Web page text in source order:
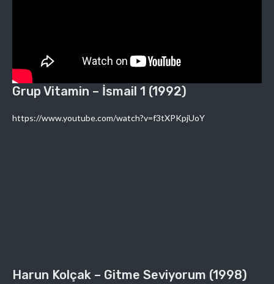
Grup Vitamin – İsmail 1 (1992)
https://www.youtube.com/watch?v=f3tXPKpjUoY
Harun Kolçak – Gitme Seviyorum (1998)